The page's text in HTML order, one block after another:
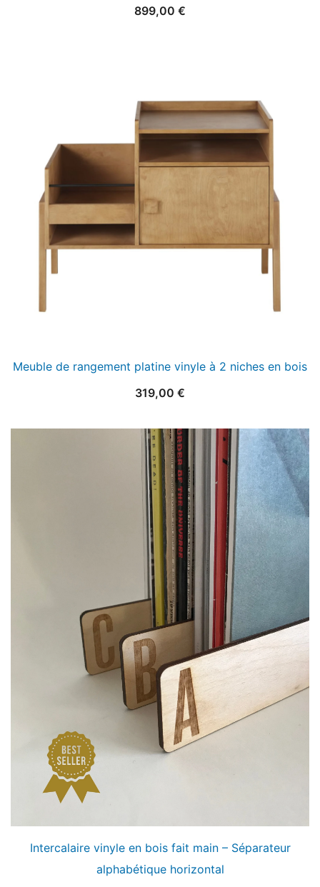
899,00 €
Meuble de rangement platine vinyle à 2 niches en bois
319,00 €
Intercalaire vinyle en bois fait main – Séparateur
alphabétique horizontal